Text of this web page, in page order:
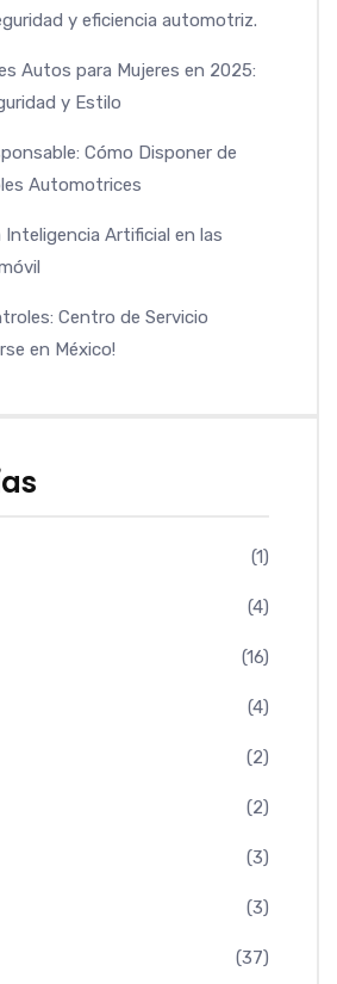
y eficiencia automotriz.
Autos para Mujeres en 2025:
y Estilo
Cómo Disponer de
Automotrices
Inteligencia Artificial en las
Centro de Servicio
en México!
(1)
(4)
(16)
(4)
(2)
(2)
(3)
(3)
(37)